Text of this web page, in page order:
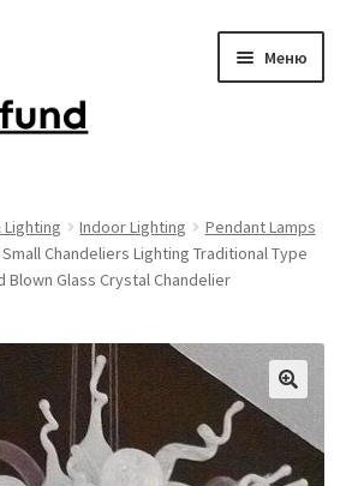
Меню
меню
Lighting Indoor Lighting
Pendant Lamps
Chandeliers Lighting Traditional Type
Blown Glass Crystal Chandelier